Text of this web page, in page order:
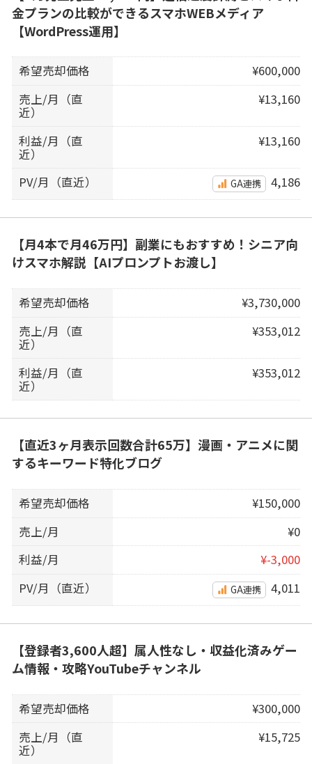
金プランの比較ができるスマホWEBメディア
【WordPress運用】
希望売却価格
¥600,000
売上/月（直
近）
¥13,160
利益/月（直
近）
¥13,160
PV/月（直近） GA連携 4,186
【月4本で月46万円】副業にもおすすめ！シニア向
けスマホ解説【AIプロンプトお渡し】
希望売却価格
¥3,730,000
売上/月（直
近）
¥353,012
利益/月（直
近）
¥353,012
【直近3ヶ月表示回数合計65万】漫画・アニメに関
するキーワード特化ブログ
希望売却価格
¥150,000
売上/月
¥0
利益/月
¥-3,000
PV/月（直近）
GA連携 4,011
【登録者3,600人超】属人性なし・収益化済みゲー
ム情報・攻略YouTubeチャンネル
希望売却価格
¥300,000
売上/月（直
近）
¥15,725